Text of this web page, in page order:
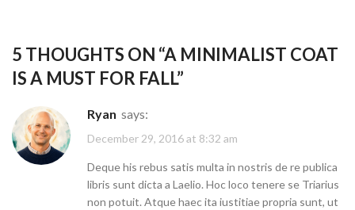
5 THOUGHTS ON “A MINIMALIST COAT
IS A MUST FOR FALL”
Ryan says:
December 29, 2016 at 8:32 am
Deque his rebus satis multa in nostris de re publica
libris sunt dicta a Laelio. Hoc loco tenere se Triarius
non potuit. Atque haec ita iustitiae propria sunt, ut